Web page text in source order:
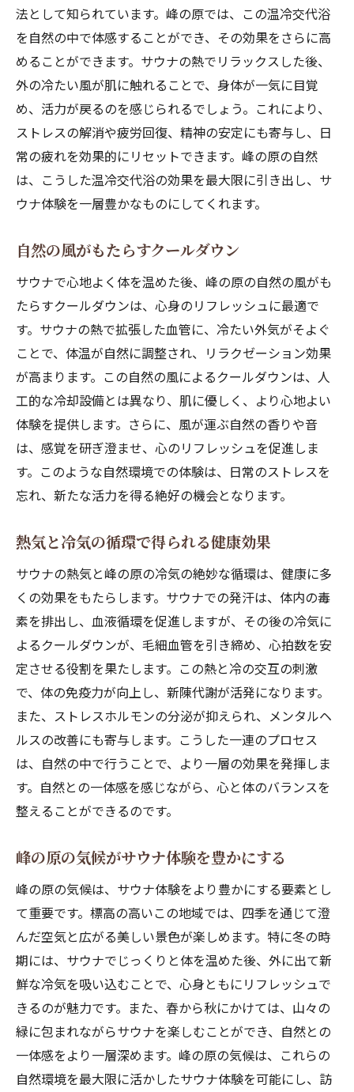
法として知られています。峰の原では、この温冷交代浴
を自然の中で体感することができ、その効果をさらに高
めることができます。サウナの熱でリラックスした後、
外の冷たい風が肌に触れることで、身体が一気に目覚
め、活力が戻るのを感じられるでしょう。これにより、
ストレスの解消や疲労回復、精神の安定にも寄与し、日
常の疲れを効果的にリセットできます。峰の原の自然
は、こうした温冷交代浴の効果を最大限に引き出し、サ
ウナ体験を一層豊かなものにしてくれます。
自然の風がもたらすクールダウン
サウナで心地よく体を温めた後、峰の原の自然の風がも
たらすクールダウンは、心身のリフレッシュに最適で
す。サウナの熱で拡張した血管に、冷たい外気がそよぐ
ことで、体温が自然に調整され、リラクゼーション効果
が高まります。この自然の風によるクールダウンは、人
工的な冷却設備とは異なり、肌に優しく、より心地よい
体験を提供します。さらに、風が運ぶ自然の香りや音
は、感覚を研ぎ澄ませ、心のリフレッシュを促進しま
す。このような自然環境での体験は、日常のストレスを
忘れ、新たな活力を得る絶好の機会となります。
熱気と冷気の循環で得られる健康効果
サウナの熱気と峰の原の冷気の絶妙な循環は、健康に多
くの効果をもたらします。サウナでの発汗は、体内の毒
素を排出し、血液循環を促進しますが、その後の冷気に
よるクールダウンが、毛細血管を引き締め、心拍数を安
定させる役割を果たします。この熱と冷の交互の刺激
で、体の免疫力が向上し、新陳代謝が活発になります。
また、ストレスホルモンの分泌が抑えられ、メンタルヘ
ルスの改善にも寄与します。こうした一連のプロセス
は、自然の中で行うことで、より一層の効果を発揮しま
す。自然との一体感を感じながら、心と体のバランスを
整えることができるのです。
峰の原の気候がサウナ体験を豊かにする
峰の原の気候は、サウナ体験をより豊かにする要素とし
て重要です。標高の高いこの地域では、四季を通じて澄
んだ空気と広がる美しい景色が楽しめます。特に冬の時
期には、サウナでじっくりと体を温めた後、外に出て新
鮮な冷気を吸い込むことで、心身ともにリフレッシュで
きるのが魅力です。また、春から秋にかけては、山々の
緑に包まれながらサウナを楽しむことができ、自然との
一体感をより一層深めます。峰の原の気候は、これらの
自然環境を最大限に活かしたサウナ体験を可能にし、訪